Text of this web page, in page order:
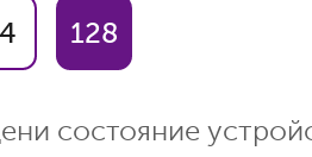
128
состояние